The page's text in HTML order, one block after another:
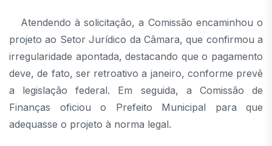
Atendendo à solicitação, a Comissão encaminhou o
projeto ao Setor Jurídico da Câmara, que confirmou a
irregularidade apontada, destacando que o pagamento
deve, de fato, ser retroativo a janeiro, conforme prevê
a legislação federal. Em seguida, a Comissão de
Finanças oficiou o Prefeito Municipal para que
adequasse o projeto à norma legal.